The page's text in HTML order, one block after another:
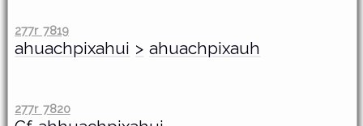
277r 7819
ahuachpixahui > ahuachpixauh
277r 7820